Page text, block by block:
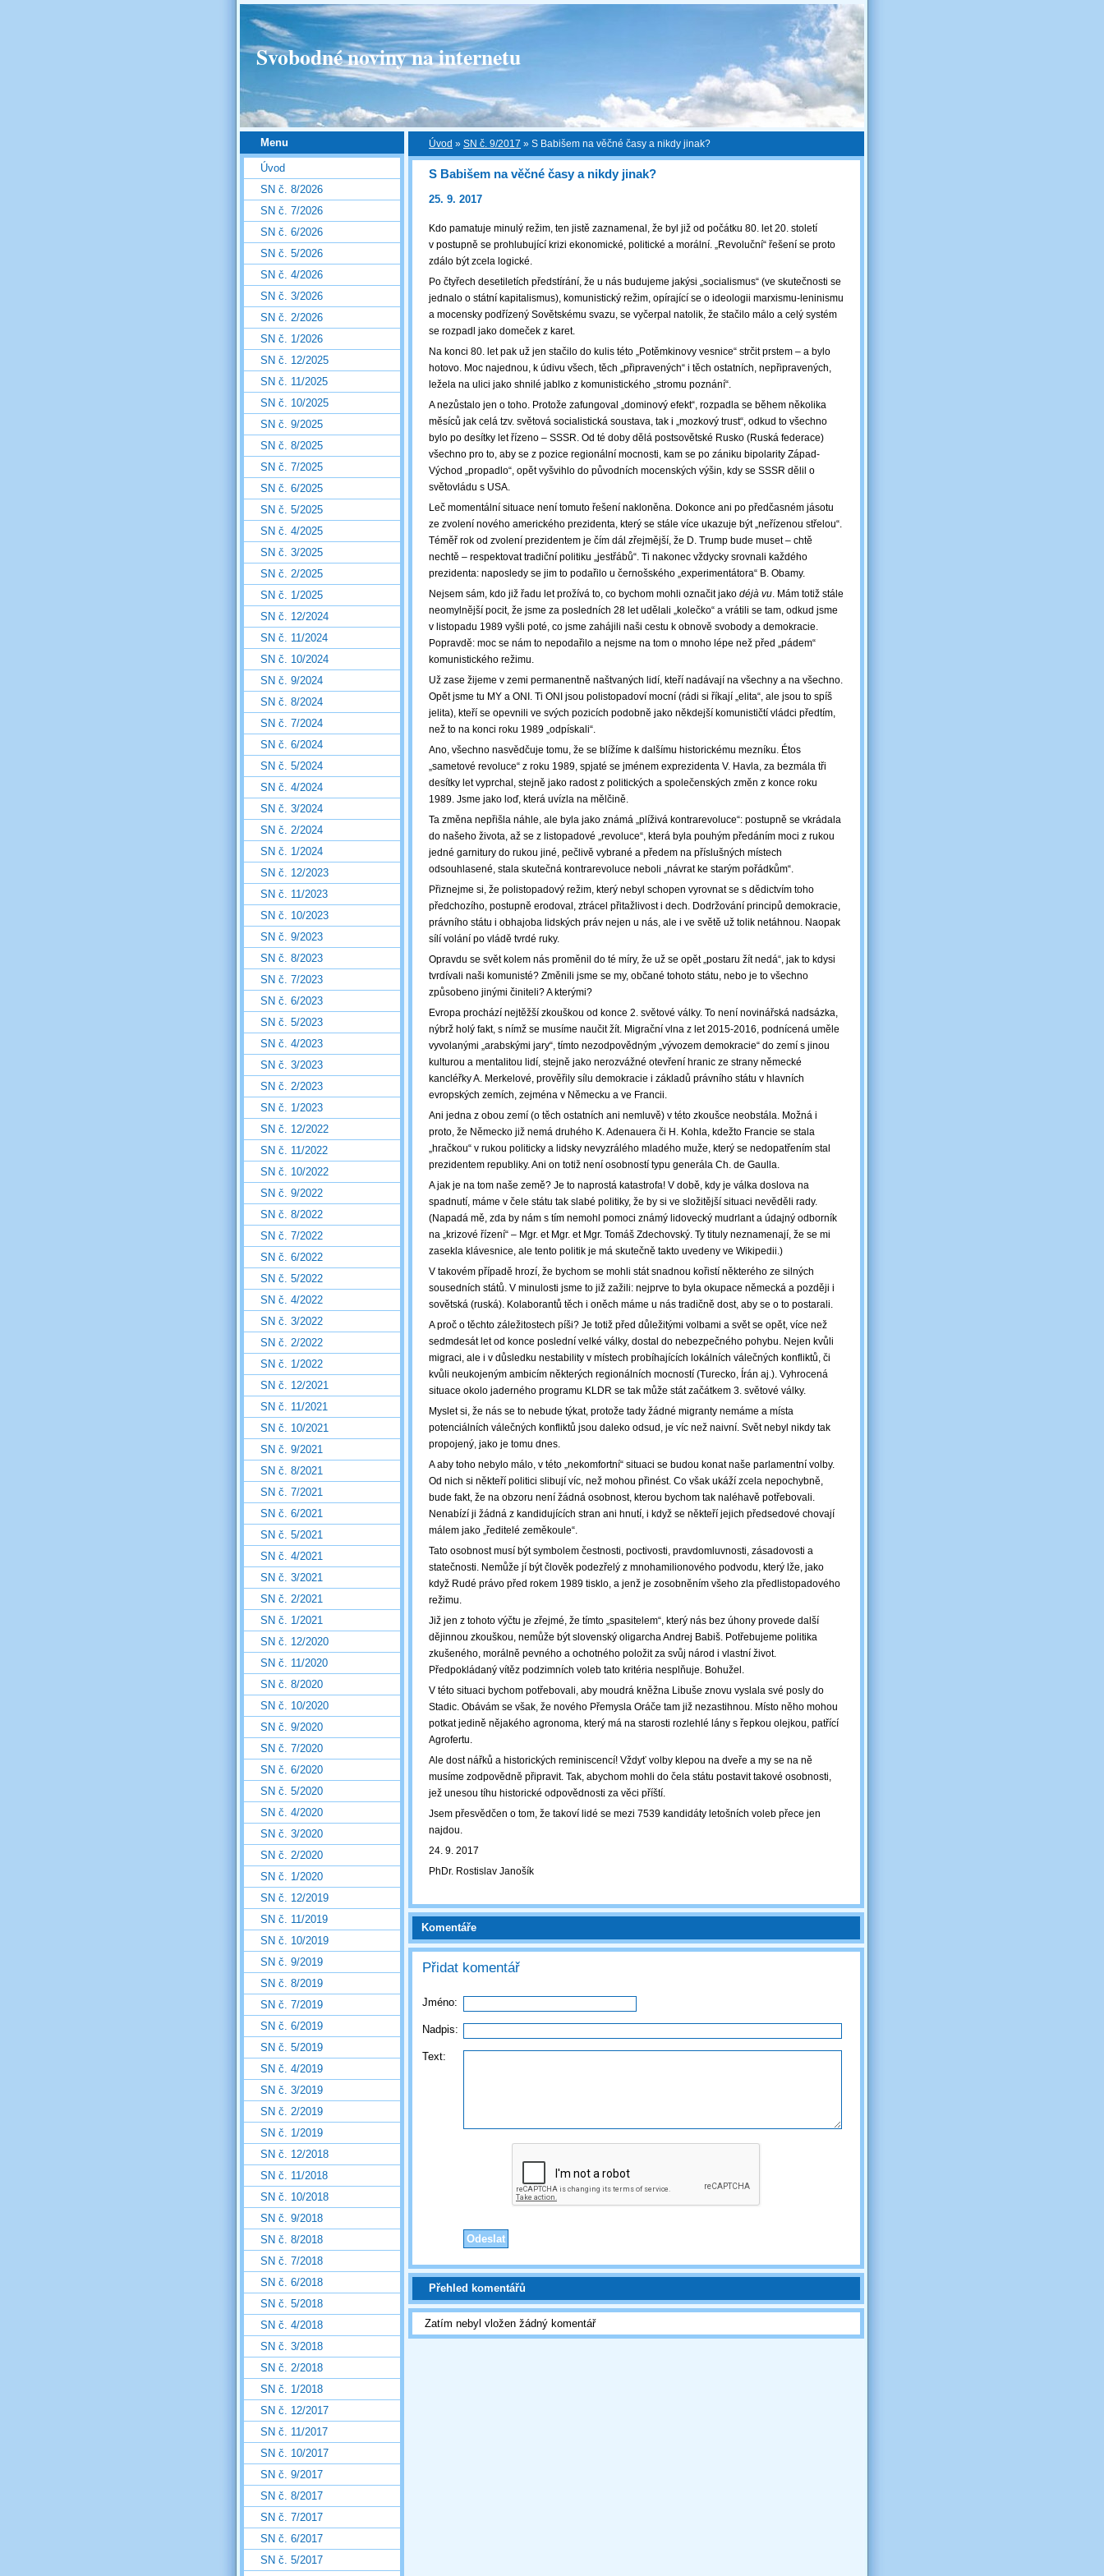
Svobodné noviny na internetu
Úvod » SN č. 9/2017 » S Babišem na věčné časy a nikdy jinak?
S Babišem na věčné časy a nikdy jinak?
25. 9. 2017
Kdo pamatuje minulý režim, ten jistě zaznamenal, že byl již od počátku 80. let 20. století
v postupně se prohlubující krizi ekonomické, politické a morální. „Revoluční“ řešení se proto
zdálo být zcela logické.
Po čtyřech desetiletích předstírání, že u nás budujeme jakýsi „socialismus“ (ve skutečnosti se
jednalo o státní kapitalismus), komunistický režim, opírající se o ideologii marxismu-leninismu
a mocensky podřízený Sovětskému svazu, se vyčerpal natolik, že stačilo málo a celý systém
se rozpadl jako domeček z karet.
Na konci 80. let pak už jen stačilo do kulis této „Potěmkinovy vesnice“ strčit prstem – a bylo
hotovo. Moc najednou, k údivu všech, těch „připravených“ i těch ostatních, nepřipravených,
ležela na ulici jako shnilé jablko z komunistického „stromu poznání“.
A nezůstalo jen o toho. Protože zafungoval „dominový efekt“, rozpadla se během několika
měsíců jak celá tzv. světová socialistická soustava, tak i „mozkový trust“, odkud to všechno
bylo po desítky let řízeno – SSSR. Od té doby dělá postsovětské Rusko (Ruská federace)
všechno pro to, aby se z pozice regionální mocnosti, kam se po zániku bipolarity Západ-
Východ „propadlo“, opět vyšvihlo do původních mocenských výšin, kdy se SSSR dělil o
světovládu s USA.
Leč momentální situace není tomuto řešení nakloněna. Dokonce ani po předčasném jásotu
ze zvolení nového amerického prezidenta, který se stále více ukazuje být „neřízenou střelou“.
Téměř rok od zvolení prezidentem je čím dál zřejmější, že D. Trump bude muset ‒ chtě
nechtě ‒ respektovat tradiční politiku „jestřábů“. Ti nakonec vždycky srovnali každého
prezidenta: naposledy se jim to podařilo u černošského „experimentátora“ B. Obamy.
Nejsem sám, kdo již řadu let prožívá to, co bychom mohli označit jako déjà vu. Mám totiž stále
neomylnější pocit, že jsme za posledních 28 let udělali „kolečko“ a vrátili se tam, odkud jsme
v listopadu 1989 vyšli poté, co jsme zahájili naši cestu k obnově svobody a demokracie.
Popravdě: moc se nám to nepodařilo a nejsme na tom o mnoho lépe než před „pádem“
komunistického režimu.
Už zase žijeme v zemi permanentně naštvaných lidí, kteří nadávají na všechny a na všechno.
Opět jsme tu MY a ONI. Ti ONI jsou polistopadoví mocní (rádi si říkají „elita“, ale jsou to spíš
jelita), kteří se opevnili ve svých pozicích podobně jako někdejší komunističtí vládci předtím,
než to na konci roku 1989 „odpískali“.
Ano, všechno nasvědčuje tomu, že se blížíme k dalšímu historickému mezníku. Étos
„sametové revoluce“ z roku 1989, spjaté se jménem exprezidenta V. Havla, za bezmála tři
desítky let vyprchal, stejně jako radost z politických a společenských změn z konce roku
1989. Jsme jako loď, která uvízla na mělčině.
Ta změna nepřišla náhle, ale byla jako známá „plíživá kontrarevoluce“: postupně se vkrádala
do našeho života, až se z listopadové „revoluce“, která byla pouhým předáním moci z rukou
jedné garnitury do rukou jiné, pečlivě vybrané a předem na příslušných místech
odsouhlasené, stala skutečná kontrarevoluce neboli „návrat ke starým pořádkům“.
Přiznejme si, že polistopadový režim, který nebyl schopen vyrovnat se s dědictvím toho
předchozího, postupně erodoval, ztrácel přitažlivost i dech. Dodržování principů demokracie,
právního státu i obhajoba lidských práv nejen u nás, ale i ve světě už tolik netáhnou. Naopak
sílí volání po vládě tvrdé ruky.
Opravdu se svět kolem nás proměnil do té míry, že už se opět „postaru žít nedá“, jak to kdysi
tvrdívali naši komunisté? Změnili jsme se my, občané tohoto státu, nebo je to všechno
způsobeno jinými činiteli? A kterými?
Evropa prochází nejtěžší zkouškou od konce 2. světové války. To není novinářská nadsázka,
nýbrž holý fakt, s nímž se musíme naučit žít. Migrační vlna z let 2015-2016, podnícená uměle
vyvolanými „arabskými jary“, tímto nezodpovědným „vývozem demokracie“ do zemí s jinou
kulturou a mentalitou lidí, stejně jako nerozvážné otevření hranic ze strany německé
kancléřky A. Merkelové, prověřily sílu demokracie i základů právního státu v hlavních
evropských zemích, zejména v Německu a ve Francii.
Ani jedna z obou zemí (o těch ostatních ani nemluvě) v této zkoušce neobstála. Možná i
proto, že Německo již nemá druhého K. Adenauera či H. Kohla, kdežto Francie se stala
„hračkou“ v rukou politicky a lidsky nevyzrálého mladého muže, který se nedopatřením stal
prezidentem republiky. Ani on totiž není osobností typu generála Ch. de Gaulla.
A jak je na tom naše země? Je to naprostá katastrofa! V době, kdy je válka doslova na
spadnutí, máme v čele státu tak slabé politiky, že by si ve složitější situaci nevěděli rady.
(Napadá mě, zda by nám s tím nemohl pomoci známý lidovecký mudrlant a údajný odborník
na „krizové řízení“ – Mgr. et Mgr. et Mgr. Tomáš Zdechovský. Ty tituly neznamenají, že se mi
zasekla klávesnice, ale tento politik je má skutečně takto uvedeny ve Wikipedii.)
V takovém případě hrozí, že bychom se mohli stát snadnou kořistí některého ze silných
sousedních států. V minulosti jsme to již zažili: nejprve to byla okupace německá a později i
sovětská (ruská). Kolaborantů těch i oněch máme u nás tradičně dost, aby se o to postarali.
A proč o těchto záležitostech píši? Je totiž před důležitými volbami a svět se opět, více než
sedmdesát let od konce poslední velké války, dostal do nebezpečného pohybu. Nejen kvůli
migraci, ale i v důsledku nestability v místech probíhajících lokálních válečných konfliktů, či
kvůli neukojeným ambicím některých regionálních mocností (Turecko, Írán aj.). Vyhrocená
situace okolo jaderného programu KLDR se tak může stát začátkem 3. světové války.
Myslet si, že nás se to nebude týkat, protože tady žádné migranty nemáme a místa
potenciálních válečných konfliktů jsou daleko odsud, je víc než naivní. Svět nebyl nikdy tak
propojený, jako je tomu dnes.
A aby toho nebylo málo, v této „nekomfortní“ situaci se budou konat naše parlamentní volby.
Od nich si někteří politici slibují víc, než mohou přinést. Co však ukáží zcela nepochybně,
bude fakt, že na obzoru není žádná osobnost, kterou bychom tak naléhavě potřebovali.
Nenabízí ji žádná z kandidujících stran ani hnutí, i když se někteří jejich předsedové chovají
málem jako „ředitelé zeměkoule“.
Tato osobnost musí být symbolem čestnosti, poctivosti, pravdomluvnosti, zásadovosti a
statečnosti. Nemůže jí být člověk podezřelý z mnohamilionového podvodu, který lže, jako
když Rudé právo před rokem 1989 tisklo, a jenž je zosobněním všeho zla předlistopadového
režimu.
Již jen z tohoto výčtu je zřejmé, že tímto „spasitelem“, který nás bez úhony provede další
dějinnou zkouškou, nemůže být slovenský oligarcha Andrej Babiš. Potřebujeme politika
zkušeného, morálně pevného a ochotného položit za svůj národ i vlastní život.
Předpokládaný vítěz podzimních voleb tato kritéria nesplňuje. Bohužel.
V této situaci bychom potřebovali, aby moudrá kněžna Libuše znovu vyslala své posly do
Stadic. Obávám se však, že nového Přemysla Oráče tam již nezastihnou. Místo něho mohou
potkat jedině nějakého agronoma, který má na starosti rozlehlé lány s řepkou olejkou, patřící
Agrofertu.
Ale dost nářků a historických reminiscencí! Vždyť volby klepou na dveře a my se na ně
musíme zodpovědně připravit. Tak, abychom mohli do čela státu postavit takové osobnosti,
jež unesou tíhu historické odpovědnosti za věci příští.
Jsem přesvědčen o tom, že takoví lidé se mezi 7539 kandidáty letošních voleb přece jen
najdou.
24. 9. 2017
PhDr. Rostislav Janošík
Komentáře
Přidat komentář
Jméno:
Nadpis:
Text:
Přehled komentářů
Zatím nebyl vložen žádný komentář
Menu
Úvod
SN č. 8/2026
SN č. 7/2026
SN č. 6/2026
SN č. 5/2026
SN č. 4/2026
SN č. 3/2026
SN č. 2/2026
SN č. 1/2026
SN č. 12/2025
SN č. 11/2025
SN č. 10/2025
SN č. 9/2025
SN č. 8/2025
SN č. 7/2025
SN č. 6/2025
SN č. 5/2025
SN č. 4/2025
SN č. 3/2025
SN č. 2/2025
SN č. 1/2025
SN č. 12/2024
SN č. 11/2024
SN č. 10/2024
SN č. 9/2024
SN č. 8/2024
SN č. 7/2024
SN č. 6/2024
SN č. 5/2024
SN č. 4/2024
SN č. 3/2024
SN č. 2/2024
SN č. 1/2024
SN č. 12/2023
SN č. 11/2023
SN č. 10/2023
SN č. 9/2023
SN č. 8/2023
SN č. 7/2023
SN č. 6/2023
SN č. 5/2023
SN č. 4/2023
SN č. 3/2023
SN č. 2/2023
SN č. 1/2023
SN č. 12/2022
SN č. 11/2022
SN č. 10/2022
SN č. 9/2022
SN č. 8/2022
SN č. 7/2022
SN č. 6/2022
SN č. 5/2022
SN č. 4/2022
SN č. 3/2022
SN č. 2/2022
SN č. 1/2022
SN č. 12/2021
SN č. 11/2021
SN č. 10/2021
SN č. 9/2021
SN č. 8/2021
SN č. 7/2021
SN č. 6/2021
SN č. 5/2021
SN č. 4/2021
SN č. 3/2021
SN č. 2/2021
SN č. 1/2021
SN č. 12/2020
SN č. 11/2020
SN č. 8/2020
SN č. 10/2020
SN č. 9/2020
SN č. 7/2020
SN č. 6/2020
SN č. 5/2020
SN č. 4/2020
SN č. 3/2020
SN č. 2/2020
SN č. 1/2020
SN č. 12/2019
SN č. 11/2019
SN č. 10/2019
SN č. 9/2019
SN č. 8/2019
SN č. 7/2019
SN č. 6/2019
SN č. 5/2019
SN č. 4/2019
SN č. 3/2019
SN č. 2/2019
SN č. 1/2019
SN č. 12/2018
SN č. 11/2018
SN č. 10/2018
SN č. 9/2018
SN č. 8/2018
SN č. 7/2018
SN č. 6/2018
SN č. 5/2018
SN č. 4/2018
SN č. 3/2018
SN č. 2/2018
SN č. 1/2018
SN č. 12/2017
SN č. 11/2017
SN č. 10/2017
SN č. 9/2017
SN č. 8/2017
SN č. 7/2017
SN č. 6/2017
SN č. 5/2017